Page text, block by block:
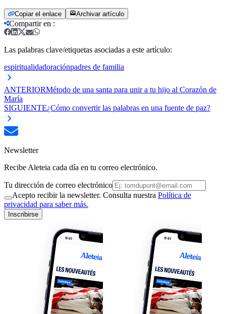
Copiar el enlace Archivar artículo
Compartir en :
Las palabras clave/etiquetas asociadas a este artículo:
espiritualidadoraciónpadres de familia
ANTERIORMétodo de una santa para unir a tu hijo al Corazón de
María
SIGUIENTE¿Cómo convertir las palabras en una fuente de paz?
Newsletter
Recibe Aleteia cada día en tu correo electrónico.
Tu dirección de correo electrónico
Acepto recibir la newsletter. Consulta nuestra Política de
privacidad para saber más.
Inscribirse